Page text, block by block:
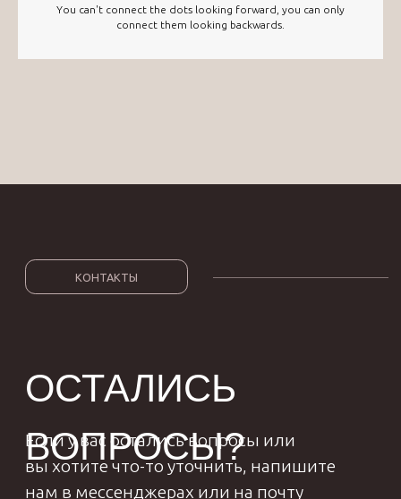
You can't connect the dots looking forward, you can only
connect them looking backwards.